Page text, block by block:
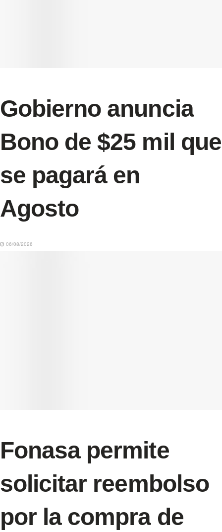
Gobierno anuncia
Bono de $25 mil que
se pagará en
Agosto
06/08/2026
Fonasa permite
solicitar reembolso
por la compra de